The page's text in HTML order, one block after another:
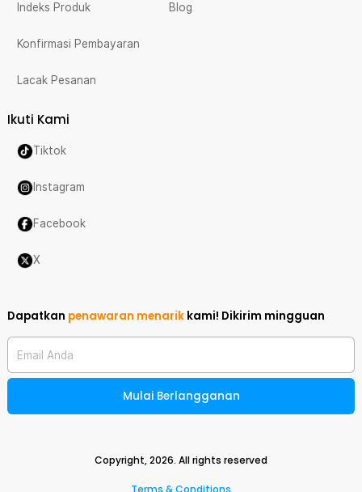
Indeks Produk
Konfirmasi Pembayaran
Lacak Pesanan
Blog
Ikuti Kami
Tiktok
Instagram
Facebook
X
Dapatkan penawaran menarik kami! Dikirim mingguan
Email Anda
Mulai Berlangganan
Copyright,2026. All rights reserved
Terms & Conditions